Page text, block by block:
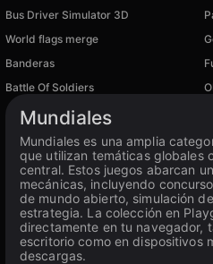
Bus Driver Simulator 3D
World flags merge
Banderas
Disponible en PC
Battle Of Soldiers
Mundiales
Mundiales es una amplia
que utilizan temáticas globales
central. Estos juegos abarcan
mecánicas, incluyendo
de mundo abierto, simulación
estrategia. La colección en
directamente en tu navegador,
escritorio como en dispositivos
descargas.